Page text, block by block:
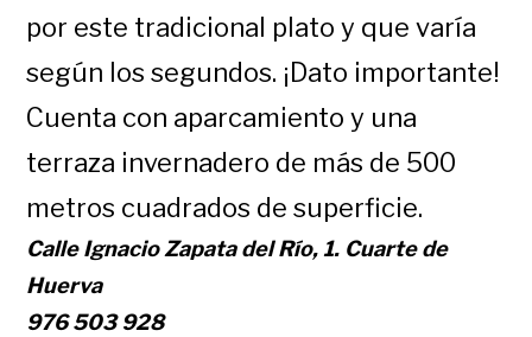
por este tradicional plato y que varía
según los segundos. ¡Dato importante!
Cuenta con aparcamiento y una
terraza invernadero de más de 500
metros cuadrados de superficie.
Calle Ignacio Zapata del Río, 1. Cuarte de
Huerva
976 503 928